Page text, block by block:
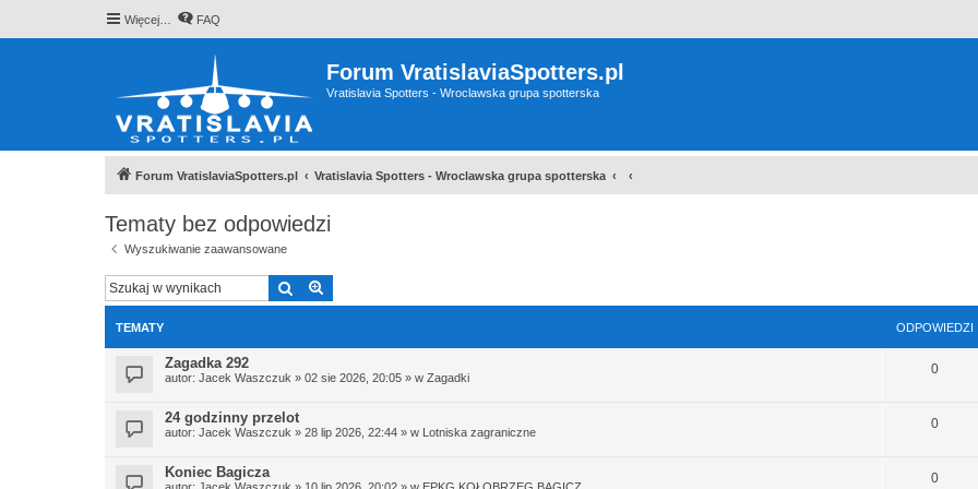
Więcej… FAQ
Forum VratislaviaSpotters.pl
Vratislavia Spotters - Wroclawska grupa spotterska
Forum VratislaviaSpotters.pl Vratislavia Spotters - Wroclawska grupa spotterska
Tematy bez odpowiedzi
Wyszukiwanie zaawansowane
Szukaj
TEMATY ODPOWIEDZI
Zagadka 292
autor: Jacek Waszczuk » 02 sie 2026, 20:05 » w Zagadki
0
24 godzinny przelot
autor: Jacek Waszczuk » 28 lip 2026, 22:44 » w Lotniska zagraniczne
0
Koniec Bagicza
autor: Jacek Waszczuk » 10 lip 2026, 20:02 » w EPKG KOŁOBRZEG BAGICZ
0